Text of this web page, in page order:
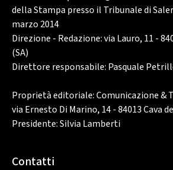
della Stampa presso il Tribunale di
marzo 2014
Direzione - Redazione: via Lauro, 11 -
(SA)
Direttore responsabile: Pasquale
Proprietà editoriale: Comunicazione &
via Ernesto Di Marino, 14 - 84013 Cava
Presidente: Silvia Lamberti
Contatti